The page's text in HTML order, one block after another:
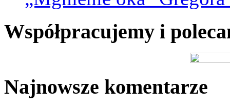
Współpracujemy i
Najnowsze komentarze